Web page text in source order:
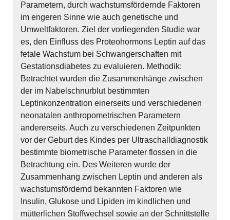
Parametern, durch wachstumsfördernde Faktoren
im engeren Sinne wie auch genetische und
Umweltfaktoren. Ziel der vorliegenden Studie war
es, den Einfluss des Proteohormons Leptin auf das
fetale Wachstum bei Schwangerschaften mit
Gestationsdiabetes zu evaluieren. Methodik:
Betrachtet wurden die Zusammenhänge zwischen
der im Nabelschnurblut bestimmten
Leptinkonzentration einerseits und verschiedenen
neonatalen anthropometrischen Parametern
andererseits. Auch zu verschiedenen Zeitpunkten
vor der Geburt des Kindes per Ultraschalldiagnostik
bestimmte biometrische Parameter flossen in die
Betrachtung ein. Des Weiteren wurde der
Zusammenhang zwischen Leptin und anderen als
wachstumsfördernd bekannten Faktoren wie
Insulin, Glukose und Lipiden im kindlichen und
mütterlichen Stoffwechsel sowie an der Schnittstelle